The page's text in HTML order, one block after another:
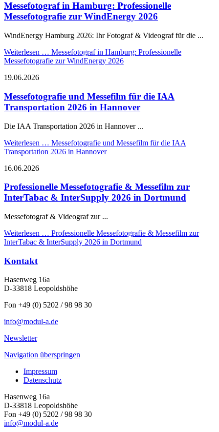
Messefotograf in Hamburg: Professionelle
Messefotografie zur WindEnergy 2026
WindEnergy Hamburg 2026: Ihr Fotograf & Videograf für die ...
Weiterlesen … Messefotograf in Hamburg: Professionelle
Messefotografie zur WindEnergy 2026
19.06.2026
Messefotografie und Messefilm für die IAA
Transportation 2026 in Hannover
Die IAA Transportation 2026 in Hannover ...
Weiterlesen … Messefotografie und Messefilm für die IAA
Transportation 2026 in Hannover
16.06.2026
Professionelle Messefotografie & Messefilm zur
InterTabac & InterSupply 2026 in Dortmund
Messefotograf & Videograf zur ...
Weiterlesen … Professionelle Messefotografie & Messefilm zur
InterTabac & InterSupply 2026 in Dortmund
Kontakt
Hasenweg 16a
D-33818 Leopoldshöhe
Fon +49 (0) 5202 / 98 98 30
info@modul-a.de
Newsletter
Navigation überspringen
Impressum
Datenschutz
Hasenweg 16a
D-33818 Leopoldshöhe
Fon +49 (0) 5202 / 98 98 30
info@modul-a.de